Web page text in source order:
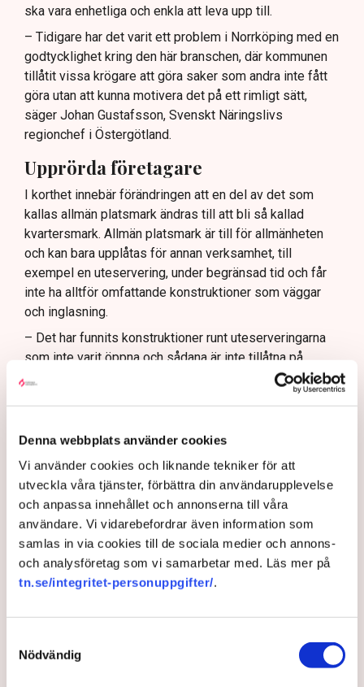
Denna webbplats använder cookies
Vi använder cookies och liknande tekniker för att
utveckla våra tjänster, förbättra din användarupplevelse
och anpassa innehållet och annonserna till våra
användare. Vi vidarebefordrar även information som
samlas in via cookies till de sociala medier och annons-
och analysföretag som vi samarbetar med. Läs mer på
tn.se/integritet-personuppgifter/.
Nödvändig
ska vara enhetliga och enkla att leva upp till.
– Tidigare har det varit ett problem i Norrköping med en
godtycklighet kring den här branschen, där kommunen
tillåtit vissa krögare att göra saker som andra inte fått
göra utan att kunna motivera det på ett rimligt sätt,
säger Johan Gustafsson, Svenskt Näringslivs
regionchef i Östergötland.
Upprörda företagare
I korthet innebär förändringen att en del av det som
kallas allmän platsmark ändras till att bli så kallad
kvartersmark. Allmän platsmark är till för allmänheten
och kan bara upplåtas för annan verksamhet, till
exempel en uteservering, under begränsad tid och får
inte ha alltför omfattande konstruktioner som väggar
och inglasning.
– Det har funnits konstruktioner runt uteserveringarna
som inte varit öppna och sådana är inte tillåtna på
offentlig mark. Därför görs förändringarna, säger Maria
Förändringen från allmän platsmark till kvartersmark
medger att den kan hyras ut under längre tid och andra
villkor. Det kräver dock en ändring i detaljplanen för
kommunen vilket är en tidskrävande process som kan
vara klar i slutet av nästa år och där har Linda Nilsson
och ett flertal andra restaurangföretagare hamnat i kläm.
– Riktlinjerna gäller ju redan nu så min markis med ben
är inte längre tillåten, säger Linda Nilsson.
staket, inglasningar och liknande delar av